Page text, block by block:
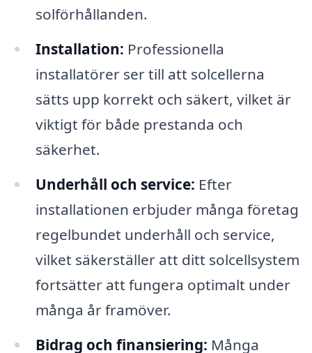
solförhållanden.
Installation: Professionella
installatörer ser till att solcellerna
sätts upp korrekt och säkert, vilket är
viktigt för både prestanda och
säkerhet.
Underhåll och service: Efter
installationen erbjuder många företag
regelbundet underhåll och service,
vilket säkerställer att ditt solcellsystem
fortsätter att fungera optimalt under
många år framöver.
Bidrag och finansiering: Många